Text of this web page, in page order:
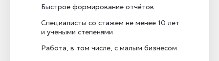
Быстрое формирование отчётов
Специалисты со стажем не менее 10 лет
и учеными степенями
Работа, в том числе, с малым бизнесом